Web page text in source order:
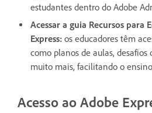
estudantes dentro do Adobe
Acessar a guia Recursos para
Express: os educadores têm
como planos de aulas, desafios
muito mais, facilitando o
Acesso ao Adobe